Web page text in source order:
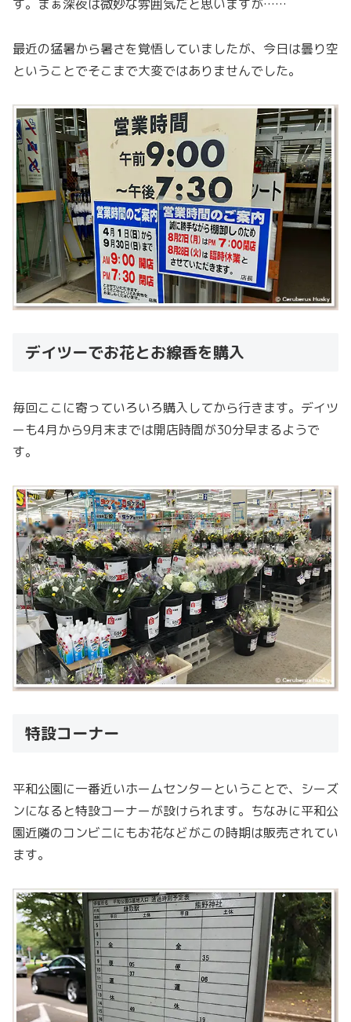
す。まぁ深夜は微妙な雰囲気だと思いますが……
最近の猛暑から暑さを覚悟していましたが、今日は曇り空
ということでそこまで大変ではありませんでした。
デイツーでお花とお線香を購入
毎回ここに寄っていろいろ購入してから行きます。デイツ
ーも4月から9月末までは開店時間が30分早まるようで
す。
特設コーナー
平和公園に一番近いホームセンターということで、シーズ
ンになると特設コーナーが設けられます。ちなみに平和公
園近隣のコンビニにもお花などがこの時期は販売されてい
ます。